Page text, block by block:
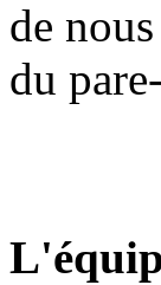
de
du